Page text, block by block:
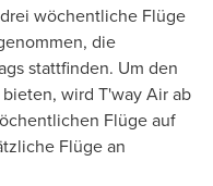
wöchentliche Flüge
die
stattfinden. Um den
wird T'way Air ab
Flüge auf
Flüge an